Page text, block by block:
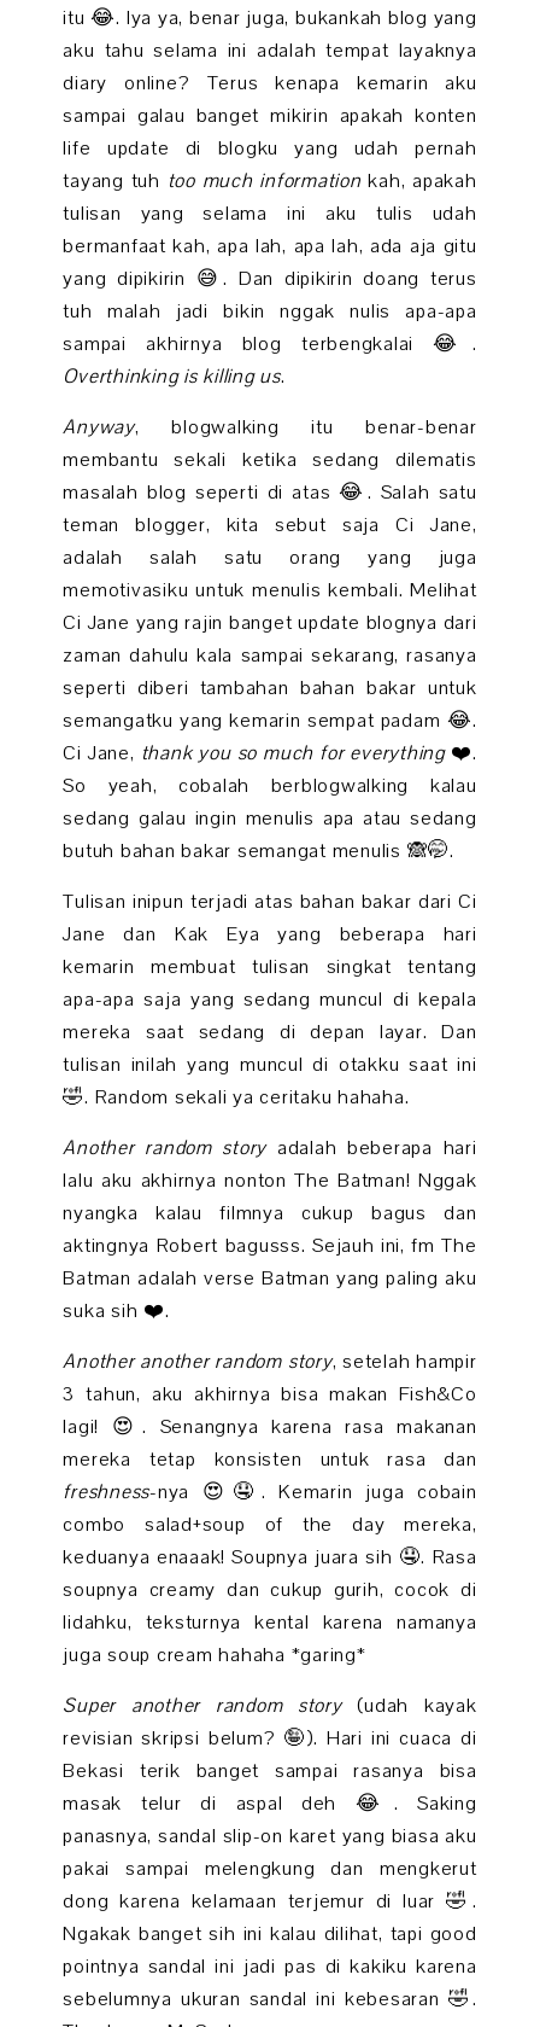
itu 😂. Iya ya, benar juga, bukankah blog yang
aku tahu selama ini adalah tempat layaknya
diary online? Terus kenapa kemarin aku
sampai galau banget mikirin apakah konten
life update di blogku yang udah pernah
tayang tuh too much information kah, apakah
tulisan yang selama ini aku tulis udah
bermanfaat kah, apa lah, apa lah, ada aja gitu
yang dipikirin 😅. Dan dipikirin doang terus
tuh malah jadi bikin nggak nulis apa-apa
sampai akhirnya blog terbengkalai 😂.
Overthinking is killing us.
Anyway, blogwalking itu benar-benar
membantu sekali ketika sedang dilematis
masalah blog seperti di atas 😂. Salah satu
teman blogger, kita sebut saja Ci Jane,
adalah salah satu orang yang juga
memotivasiku untuk menulis kembali. Melihat
Ci Jane yang rajin banget update blognya dari
zaman dahulu kala sampai sekarang, rasanya
seperti diberi tambahan bahan bakar untuk
semangatku yang kemarin sempat padam 😂.
Ci Jane, thank you so much for everything❤️.
So yeah, cobalah berblogwalking kalau
sedang galau ingin menulis apa atau sedang
butuh bahan bakar semangat menulis 🙈🤭.
Tulisan inipun terjadi atas bahan bakar dari Ci
Jane dan Kak Eya yang beberapa hari
kemarin membuat tulisan singkat tentang
apa-apa saja yang sedang muncul di kepala
mereka saat sedang di depan layar. Dan
tulisan inilah yang muncul di otakku saat ini
🤣. Random sekali ya ceritaku hahaha.
Another random storyadalah beberapa hari
lalu aku akhirnya nonton The Batman! Nggak
nyangka kalau filmnya cukup bagus dan
aktingnya Robert bagusss. Sejauh ini, fm The
Batman adalah verse Batman yang paling aku
suka sih ❤️.
Another another random story, setelah hampir
3 tahun, aku akhirnya bisa makan Fish&Co
lagi! 😍. Senangnya karena rasa makanan
mereka tetap konsisten untuk rasa dan
freshness-nya 😍🤤. Kemarin juga cobain
combo salad+soup of the day mereka,
keduanya enaaak! Soupnya juara sih 🤤. Rasa
soupnya creamy dan cukup gurih, cocok di
lidahku, teksturnya kental karena namanya
juga soup cream hahaha *garing*
Super another random story(udah kayak
revisian skripsi belum? 🤪). Hari ini cuaca di
Bekasi terik banget sampai rasanya bisa
masak telur di aspal deh 😂. Saking
panasnya, sandal slip-on karet yang biasa aku
pakai sampai melengkung dan mengkerut
dong karena kelamaan terjemur di luar 🤣.
Ngakak banget sih ini kalau dilihat, tapi good
pointnya sandal ini jadi pas di kakiku karena
sebelumnya ukuran sandal ini kebesaran 🤣.